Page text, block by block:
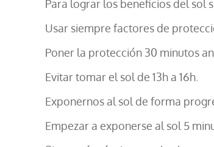
Para lograr los beneficios del sol
Usar siempre factores de
Poner la protección 30 minutos
Evitar tomar el sol de 13h a 16h.
Exponernos al sol de forma
Empezar a exponerse al sol 5